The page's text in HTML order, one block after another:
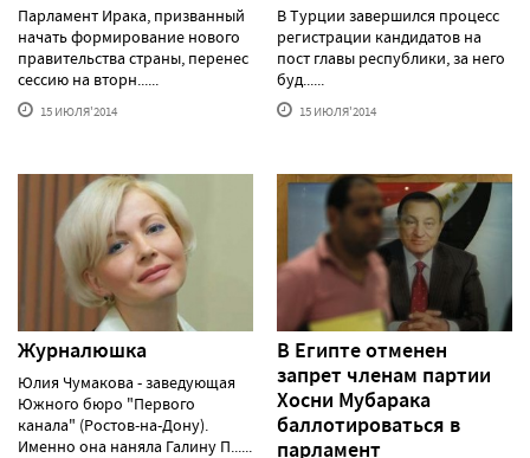
Парламент Ирака, призванный
начать формирование нового
правительства страны, перенес
сессию на вторн......
15 ИЮЛЯ'2014
В Турции завершился процесс
регистрации кандидатов на
пост главы республики, за него
буд......
15 ИЮЛЯ'2014
Журналюшка
Юлия Чумакова - заведующая
Южного бюро "Первого
канала" (Ростов-на-Дону).
Именно она наняла Галину П......
В Египте отменен
запрет членам партии
Хосни Мубарака
баллотироваться в
парламент